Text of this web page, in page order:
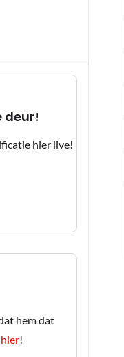
deur!
hier live!
hem dat
hier!